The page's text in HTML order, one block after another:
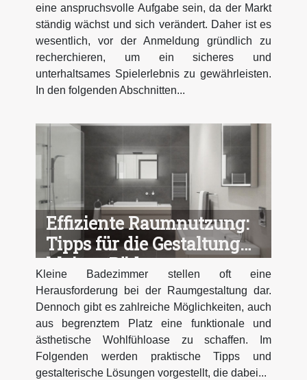
eine anspruchsvolle Aufgabe sein, da der Markt
ständig wächst und sich verändert. Daher ist es
wesentlich, vor der Anmeldung gründlich zu
recherchieren, um ein sicheres und
unterhaltsames Spielerlebnis zu gewährleisten.
In den folgenden Abschnitten...
Effiziente Raumnutzung:
Tipps für die Gestaltung
kleiner Bäder
Kleine Badezimmer stellen oft eine
Herausforderung bei der Raumgestaltung dar.
Dennoch gibt es zahlreiche Möglichkeiten, auch
aus begrenztem Platz eine funktionale und
ästhetische Wohlfühloase zu schaffen. Im
Folgenden werden praktische Tipps und
gestalterische Lösungen vorgestellt, die dabei...